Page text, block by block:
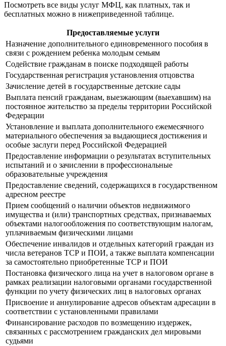
Посмотреть все виды услуг МФЦ, как платных, так и
бесплатных можно в нижеприведенной таблице.
Предоставляемые услуги
Назначение дополнительного единовременного пособия в
связи с рождением ребенка молодым семьям
Содействие гражданам в поиске подходящей работы
Государственная регистрация установления отцовства
Зачисление детей в государственные детские сады
Выплата пенсий гражданам, выезжающим (выехавшим) на
постоянное жительство за пределы территории Российской
Федерации
Установление и выплата дополнительного ежемесячного
материального обеспечения за выдающиеся достижения и
особые заслуги перед Российской Федерацией
Предоставление информации о результатах вступительных
испытаний и о зачислении в профессиональные
образовательные учреждения
Предоставление сведений, содержащихся в государственном
адресном реестре
Прием сообщений о наличии объектов недвижимого
имущества и (или) транспортных средствах, признаваемых
объектами налогообложения по соответствующим налогам,
уплачиваемым физическими лицами
Обеспечение инвалидов и отдельных категорий граждан из
числа ветеранов ТСР и ПОИ, а также выплата компенсации
за самостоятельно приобретенные ТСР и ПОИ
Постановка физического лица на учет в налоговом органе в
рамках реализации налоговыми органами государственной
функции по учету физических лиц в налоговых органах
Присвоение и аннулирование адресов объектам адресации в
соответствии с установленными правилами
Финансирование расходов по возмещению издержек,
связанных с рассмотрением гражданских дел мировыми
судьями